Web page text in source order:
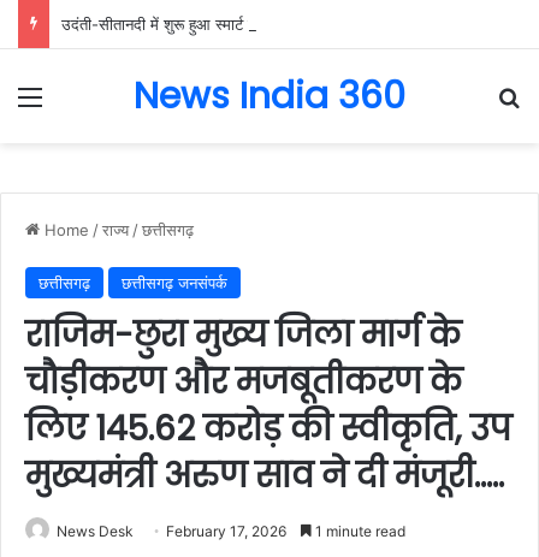
Menu News India 360
Home /राज्य /छत्तीसगढ़
छत्तीसगढ़ छत्तीसगढ़ जनसंपर्क
राजिम-छुरा मुख्य जिला मार्ग के
चौड़ीकरण और मजबूतीकरण के
लिए 145.62 करोड़ की स्वीकृति, उप
मुख्यमंत्री अरुण साव ने दी मंजूरी…..
News Desk February 17, 2026 1 minute read